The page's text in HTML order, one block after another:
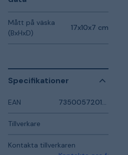
Mått på väska
(BxHxD)
17x10x7 cm
Specifikationer
EAN
Tillverkare
Kontakta tillverkaren